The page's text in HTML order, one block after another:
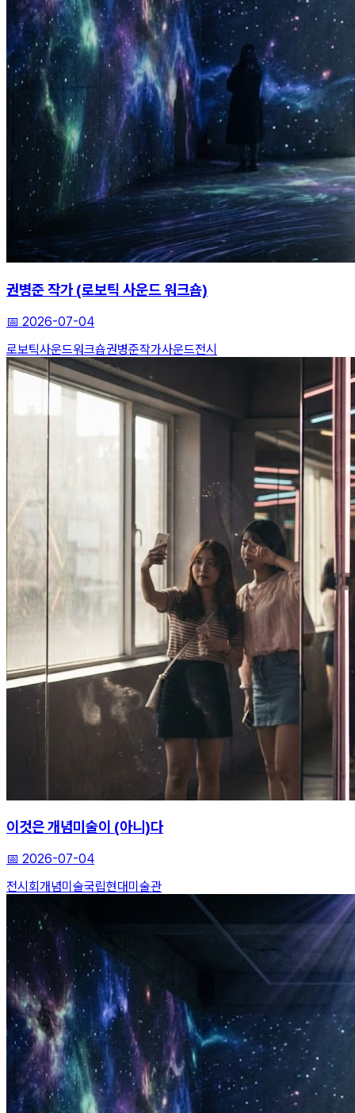
권병준 작가 (로보틱 사운드 워크숍)
📅 2026-07-04
로보틱사운드워크숍권병준작가사운드전시
이것은 개념미술이 (아니)다
📅 2026-07-04
전시회개념미술국립현대미술관